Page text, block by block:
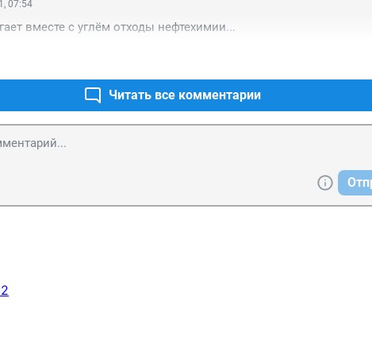
07:54
вместе с углём отходы нефтехимии...
Читать все комментарии